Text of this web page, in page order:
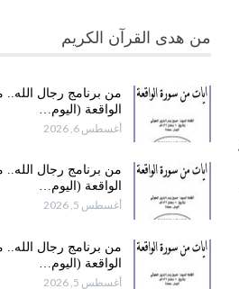
من هدى القرآن الكريم
من برنامج رجال
الواقعة (اليوم…
أغسطس 6, 2026
من برنامج رجال
الواقعة (اليوم…
أغسطس 5, 2026
من برنامج رجال
الواقعة (اليوم…
أغسطس 5, 2026